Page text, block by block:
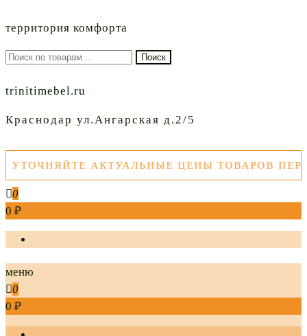
территория комфорта
Искать: Поиск
trinitimebel.ru
Краснодар ул.Ангарская д.2/5
АКТУАЛЬНЫЕ ЦЕНЫ ТОВАРОВ ПЕРЕД
0
0 ₽
меню
0
0 ₽